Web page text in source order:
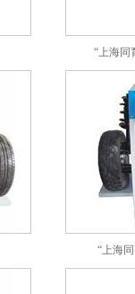
“上海同
“上海